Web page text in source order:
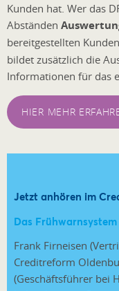
Kunden hat. Wer das
Abständen
bereitgestellten
bildet zusätzlich die
Informationen für das
HIER MEHR
Jetzt anhören im
Das
Frank Firneisen
Creditreform
(Geschäftsführer bei